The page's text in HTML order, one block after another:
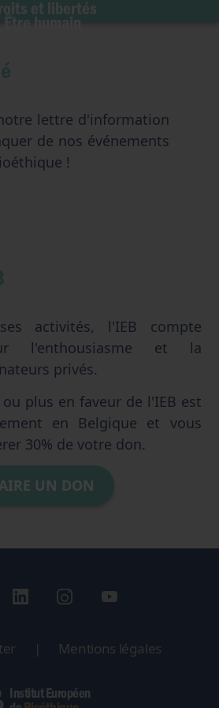
et libertés
Être humain
lettre d'information
de nos événements
!
activités, l'IEB compte
l'enthousiasme et la
privés.
plus en faveur de l'IEB est
en Belgique et vous
30% de votre don.
UN DON
| Mentions légales
Institut Européen